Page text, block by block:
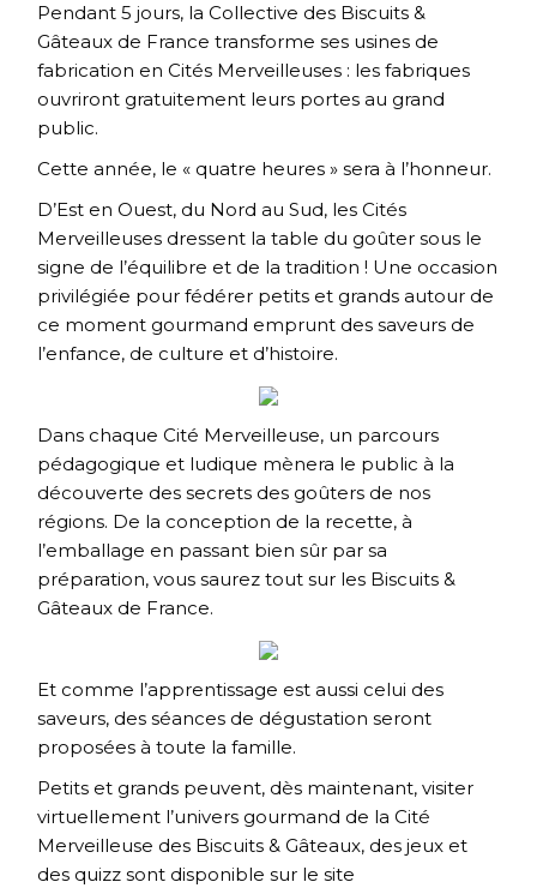
Pendant 5 jours, la Collective des Biscuits &
Gâteaux de France transforme ses usines de
fabrication en Cités Merveilleuses : les fabriques
ouvriront gratuitement leurs portes au grand
public.
Cette année, le « quatre heures » sera à l’honneur.
D’Est en Ouest, du Nord au Sud, les Cités
Merveilleuses dressent la table du goûter sous le
signe de l’équilibre et de la tradition ! Une occasion
privilégiée pour fédérer petits et grands autour de
ce moment gourmand emprunt des saveurs de
l’enfance, de culture et d’histoire.
Dans chaque Cité Merveilleuse, un parcours
pédagogique et ludique mènera le public à la
découverte des secrets des goûters de nos
régions. De la conception de la recette, à
l’emballage en passant bien sûr par sa
préparation, vous saurez tout sur les Biscuits &
Gâteaux de France.
Et comme l’apprentissage est aussi celui des
saveurs, des séances de dégustation seront
proposées à toute la famille.
Petits et grands peuvent, dès maintenant, visiter
virtuellement l’univers gourmand de la Cité
Merveilleuse des Biscuits & Gâteaux, des jeux et
des quizz sont disponible sur le site